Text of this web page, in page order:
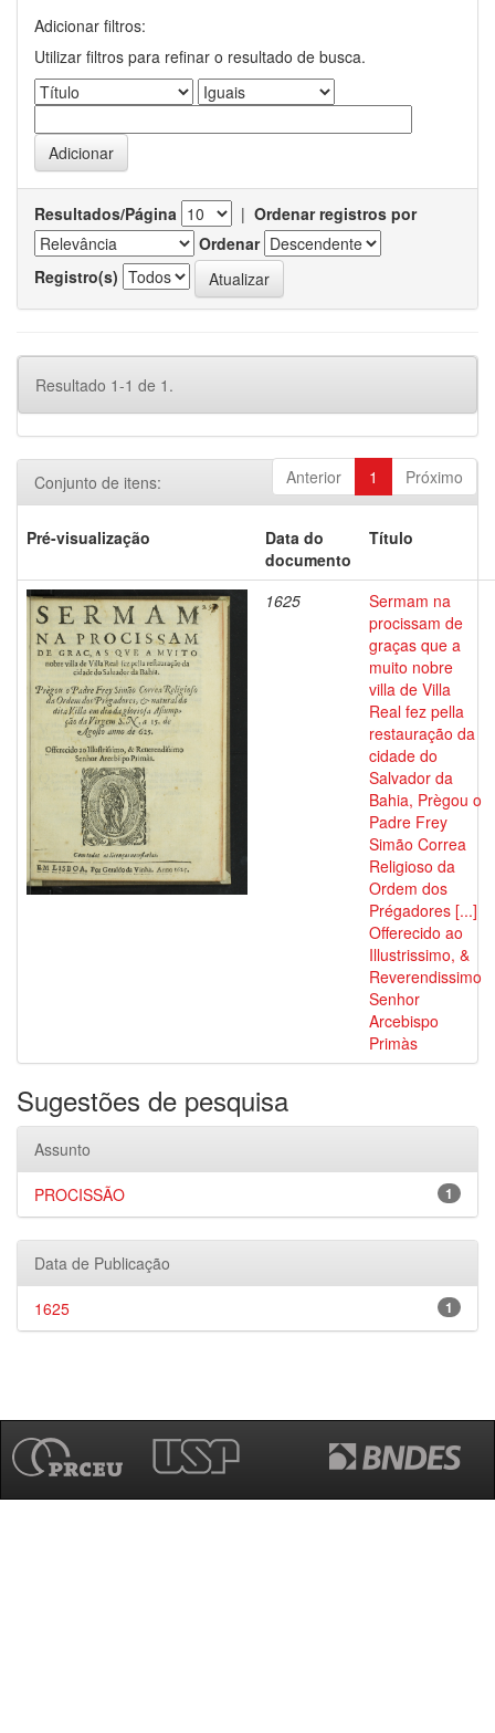
Adicionar filtros:
Utilizar filtros para refinar o resultado de busca.
Resultados/Página | Ordenar registros por
Ordenar
Registro(s)
Resultado 1-1 de 1.
Anterior 1 Próximo
Conjunto de itens:
Pré-visualização
Data do
documento
Título
1625
Sermam na
procissam de
graças que a
muito nobre
villa de Villa
Real fez pella
restauração da
cidade do
Salvador da
Bahia, Prègou o
Padre Frey
Simão Correa
Religioso da
Ordem dos
Prégadores [...]
Offerecido ao
Illustrissimo, &
Reverendissimo
Senhor
Arcebispo
Primàs
Sugestões de pesquisa
Assunto
1
PROCISSÃO
Data de Publicação
1
1625